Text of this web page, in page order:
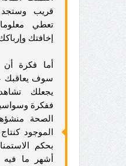
قريب وستجد
تعطي
إخافتك
أما فكرة
سوف يعاقبك
يجعلك
ففكرة
الصحة
الموجود
بحكم
أشهر ما فيه